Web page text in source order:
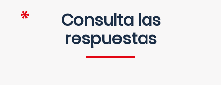
Consulta las
respuestas